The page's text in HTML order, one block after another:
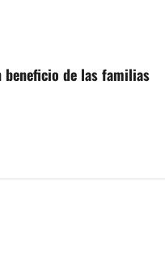
beneficio de las familias